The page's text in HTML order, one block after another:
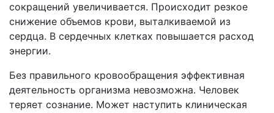
сокращений увеличивается. Происходит резкое
снижение объемов крови, выталкиваемой из
сердца. В сердечных клетках повышается расход
энергии.
Без правильного кровообращения эффективная
деятельность организма невозможна. Человек
теряет сознание. Может наступить клиническая